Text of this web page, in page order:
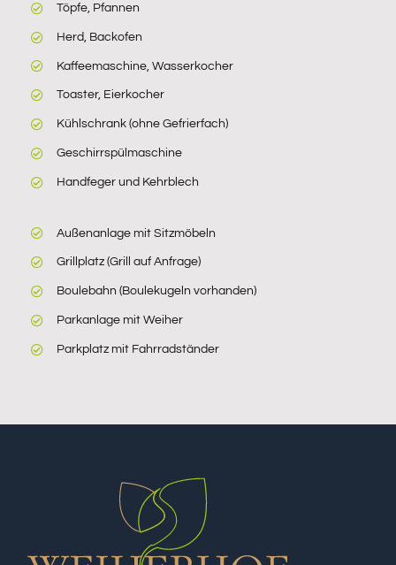
Töpfe, Pfannen
Herd, Backofen
Kaffeemaschine, Wasserkocher
Toaster, Eierkocher
Kühlschrank (ohne Gefrierfach)
Geschirrspülmaschine
Handfeger und Kehrblech
Außenanlage mit Sitzmöbeln
Grillplatz (Grill auf Anfrage)
Boulebahn (Boulekugeln vorhanden)
Parkanlage mit Weiher
Parkplatz mit Fahrradständer